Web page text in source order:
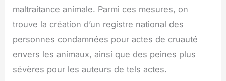
maltraitance animale. Parmi ces mesures, on
trouve la création d’un registre national des
personnes condamnées pour actes de cruauté
envers les animaux, ainsi que des peines plus
sévères pour les auteurs de tels actes.